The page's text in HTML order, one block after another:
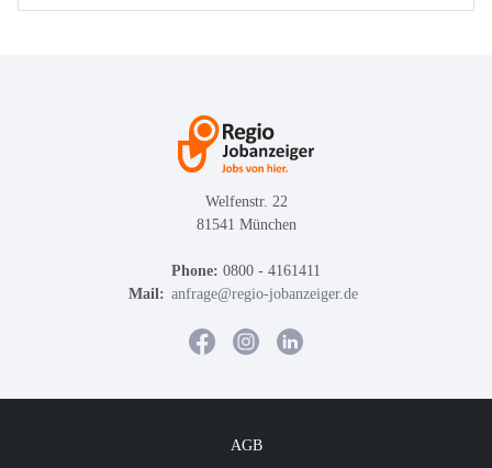
Welfenstr. 22
81541 München
Phone: 0800 - 4161411
Mail: anfrage@regio-jobanzeiger.de
AGB